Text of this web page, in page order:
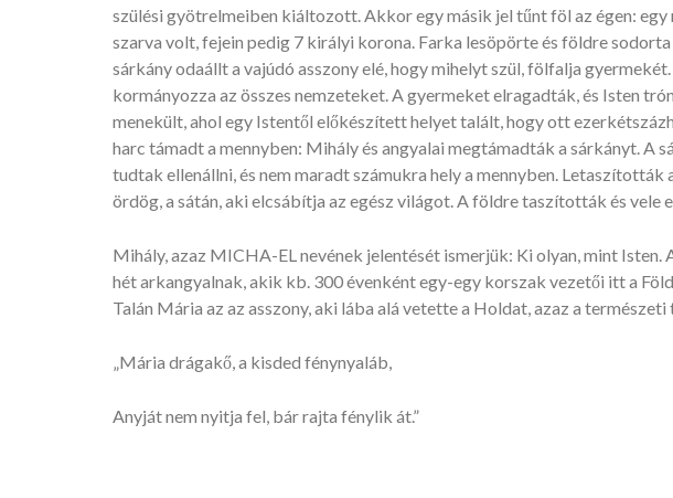
szülési gyötrelmeiben kiáltozott. Akkor egy másik jel tűnt föl az égen: egy
szarva volt, fejein pedig 7 királyi korona. Farka lesöpörte és földre
sárkány odaállt a vajúdó asszony elé, hogy mihelyt szül, fölfalja
kormányozza az összes nemzeteket. A gyermeket elragadták, és Isten
menekült, ahol egy Istentől előkészített helyet talált, hogy ott
harc támadt a mennyben: Mihály és angyalai megtámadták a sárkányt. A
tudtak ellenállni, és nem maradt számukra hely a mennyben. Letaszították
ördög, a sátán, aki elcsábítja az egész világot. A földre taszították és vele
Mihály, azaz MICHA-EL nevének jelentését ismerjük: Ki olyan, mint Isten.
hét arkangyalnak, akik kb. 300 évenként egy-egy korszak vezetői itt a
Talán Mária az az asszony, aki lába alá vetette a Holdat, azaz a
„Mária drágakő, a kisded fénynyaláb,
Anyját nem nyitja fel, bár rajta fénylik át.”